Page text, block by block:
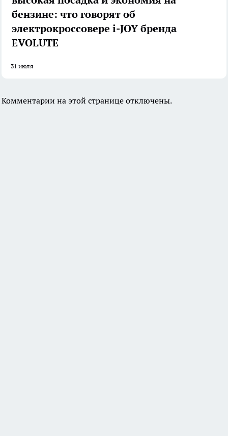
бензине: что говорят об
электрокроссовере i-JOY бренда
EVOLUTE
31 июля
Комментарии на этой странице отключены.